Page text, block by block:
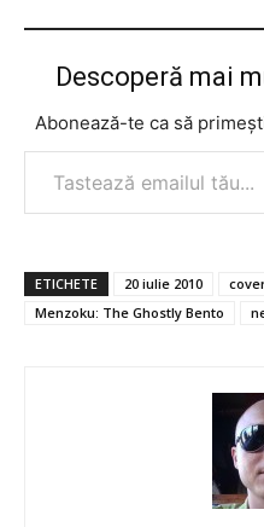
Descoperă mai
Abonează-te ca să
Tastează emailul tău...
ETICHETE 20 iulie 2010
Menzoku: The Ghostly Bento